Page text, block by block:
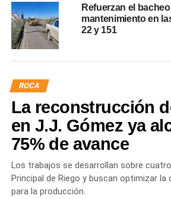
Refuerzan el
mantenimiento en
22 y 151
ROCA
La reconstrucción
en J.J. Gómez ya
75% de avance
Los trabajos se desarrollan sobre
Principal de Riego y buscan optimizar la
para la producción.